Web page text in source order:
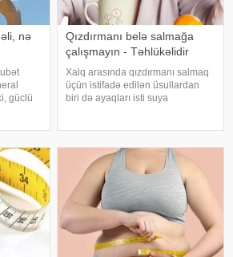
nə
güclü
səbəb
Qızdırmanı belə salmağa
çalışmayın - Təhlükəlidir
Xalq arasında qızdırmanı salmaq
üçün istifadə edilən üsullardan
biri də ayaqları isti suya
ağırlaşdıra bilər. xəbər verir ki,
yüksə